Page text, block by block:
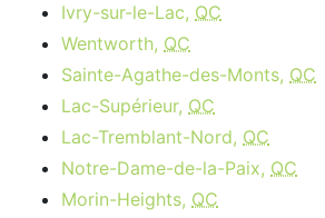
Ivry-sur-le-Lac, QC
Wentworth, QC
Sainte-Agathe-des-Monts, QC
Lac-Supérieur, QC
Lac-Tremblant-Nord, QC
Notre-Dame-de-la-Paix, QC
Morin-Heights, QC